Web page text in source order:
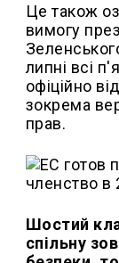
Це також
вимогу
липні всі
офіційно
зокрема
прав.
Шостий
спільну